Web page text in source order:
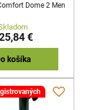
Dome 2 Men
€
košíka